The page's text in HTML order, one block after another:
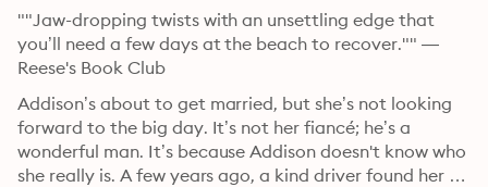
""Jaw-dropping twists with an unsettling edge that
you’ll need a few days at the beach to recover."" —
Reese's Book Club
Addison’s about to get married, but she’s not looking
forward to the big day. It’s not her fiancé; he’s a
wonderful man. It’s because Addison doesn't know who
she really is. A few years ago, a kind driver found her